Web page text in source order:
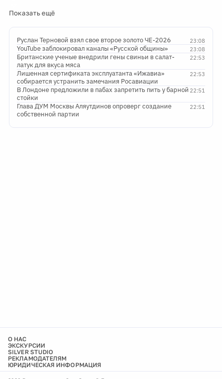
Показать ещё
23:08
Руслан Терновой взял свое второе золото ЧЕ-2026
23:08
YouTube заблокировал каналы «Русской общины»
22:53
Британские ученые внедрили гены свиньи в салат-
латук для вкуса мяса
22:53
Лишенная сертификата эксплуатанта «Ижавиа»
собирается устранить замечания Росавиации
22:51
В Лондоне предложили в пабах запретить пить у барной
стойки
22:51
Глава ДУМ Москвы Аляутдинов опроверг создание
собственной партии
О НАС
ЭКСКУРСИИ
SILVER STUDIO
РЕКЛАМОДАТЕЛЯМ
ЮРИДИЧЕСКАЯ ИНФОРМАЦИЯ